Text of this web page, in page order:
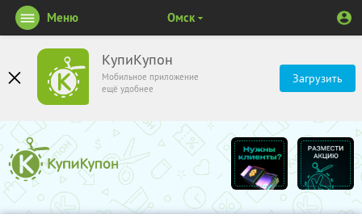
КупиКупон
Мобильное приложение
ещё удобнее
Загрузить
Меню Омск